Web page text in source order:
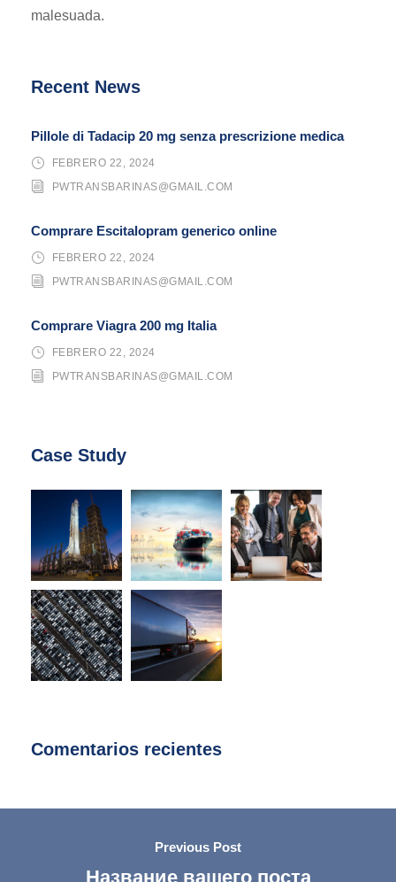
malesuada.
Recent News
Pillole di Tadacip 20 mg senza prescrizione medica
FEBRERO 22, 2024
PWTRANSBARINAS@GMAIL.COM
Comprare Escitalopram generico online
FEBRERO 22, 2024
PWTRANSBARINAS@GMAIL.COM
Comprare Viagra 200 mg Italia
FEBRERO 22, 2024
PWTRANSBARINAS@GMAIL.COM
Case Study
Comentarios recientes
Previous Post
Название вашего поста